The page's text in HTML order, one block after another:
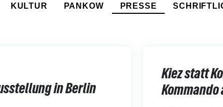
KULTUR PANKOW PRESSE
in Berlin
Kiez statt